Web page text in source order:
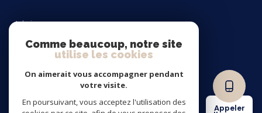
Appeler
Admin
Nos honoraires
Comme beaucoup, notre site
utilise les cookies
On aimerait vous accompagner pendant
votre visite.
En poursuivant, vous acceptez l'utilisation des